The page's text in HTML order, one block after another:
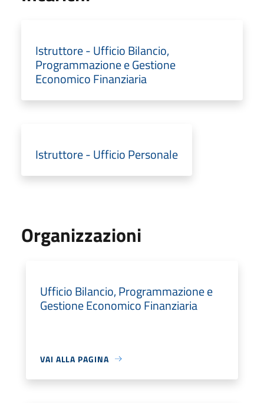
Istruttore - Ufficio Bilancio,
Programmazione e Gestione
Economico Finanziaria
Istruttore - Ufficio Personale
Organizzazioni
Ufficio Bilancio, Programmazione e
Gestione Economico Finanziaria
VAI ALLA PAGINA